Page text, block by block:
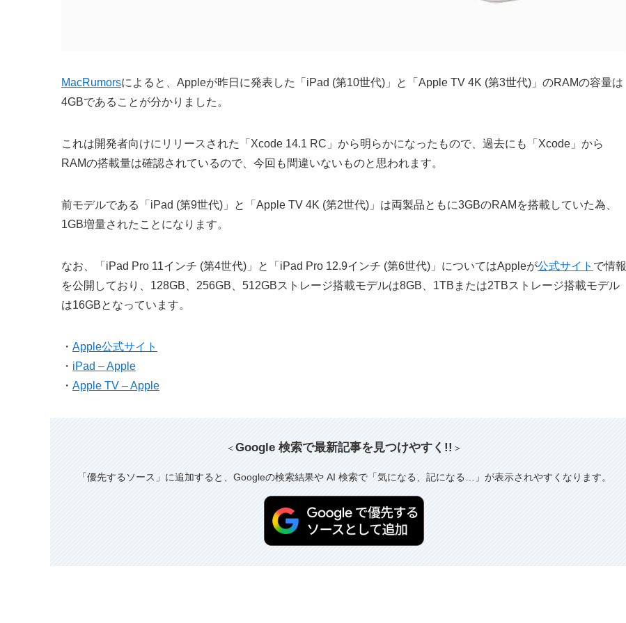
MacRumorsによると、Appleが昨日に発表した「iPad (第10世代)」と「Apple TV 4K (第3世代)」のRAMの容量は
4GBであることが分かりました。
これは開発者向けにリリースされた「Xcode 14.1 RC」から明らかになったもので、過去にも「Xcode」から
RAMの搭載量は確認されているので、今回も間違いないものと思われます。
前モデルである「iPad (第9世代)」と「Apple TV 4K (第2世代)」は両製品ともに3GBのRAMを搭載していた為、
1GB増量されたことになります。
なお、「iPad Pro 11インチ (第4世代)」と「iPad Pro 12.9インチ (第6世代)」についてはAppleが公式サイト で情報
を公開しており、128GB、256GB、512GBストレージ搭載モデルは8GB、1TBまたは2TBストレージ搭載モデル
は16GBとなっています。
・ Apple公式サイト
・ iPad – Apple
・ Apple TV – Apple
＜Google 検索で最新記事を見つけやすく!! ＞
「優先するソース」に追加すると、Googleの検索結果や AI 検索で「気になる、記になる…」が表示されやすくなります。